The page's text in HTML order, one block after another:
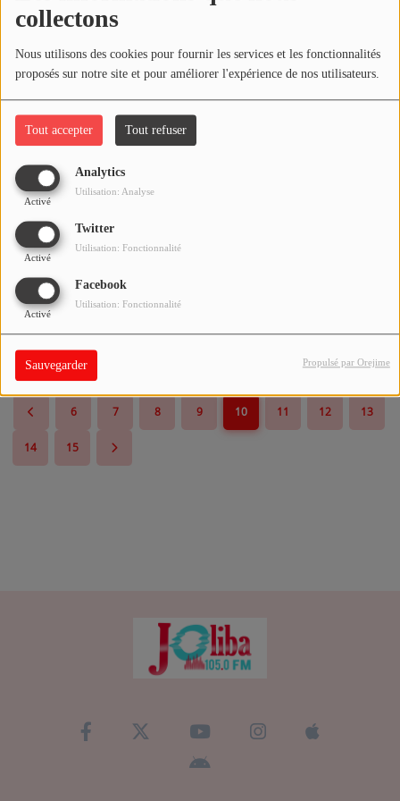
collectons
Nous utilisons des cookies pour fournir les services et les fonctionnalités
proposés sur notre site et pour améliorer l'expérience de nos utilisateurs.
Tout accepter Tout refuser
Analytics
Activé
Utilisation: Analyse
Twitter
Activé
Utilisation: Fonctionnalité
Facebook
Activé
Utilisation: Fonctionnalité
Sauvegarder Propulsé par Orejime
Contact
REPLAY DE L'ÉMISSION MUSOYA DU 04-07-
REPLAY DE L'ÉMISSION "MAG EMPLOI" DU
04-07-2024
6 7 8 9 10 11 12 13
14 15